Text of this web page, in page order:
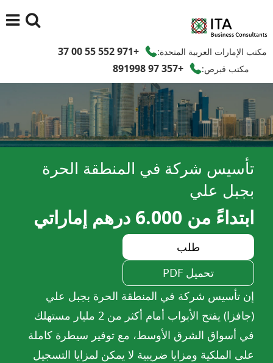
مكتب الإمارات العربية المتحدة: +971 552 55 00 37
مكتب قبرص: +357 97 891998
تأسيس شركة في المنطقة الحرة
بجبل علي
ابتداءً من 6.000 درهم إماراتي
طلب
تحميل PDF
إن تأسيس شركة في المنطقة الحرة بجبل علي
(جافزا) يفتح الأبواب أمام أكثر من 2 مليار مستهلك
في أسواق الشرق الأوسط، مع توفير سيطرة كاملة
على الملكية ومزايا ضريبية لا يمكن لمزايا التسجيل